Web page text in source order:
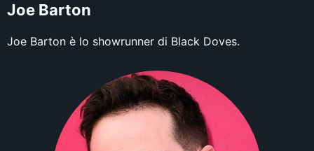
Joe Barton
Joe Barton è lo showrunner di Black Doves.